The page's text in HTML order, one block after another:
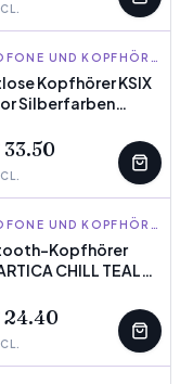
ÜBRIG
Kopfhörer KSIX
Silberfarben
33.50
ÜBRIG
Kopfhörer
CHILL TEAL
24.40